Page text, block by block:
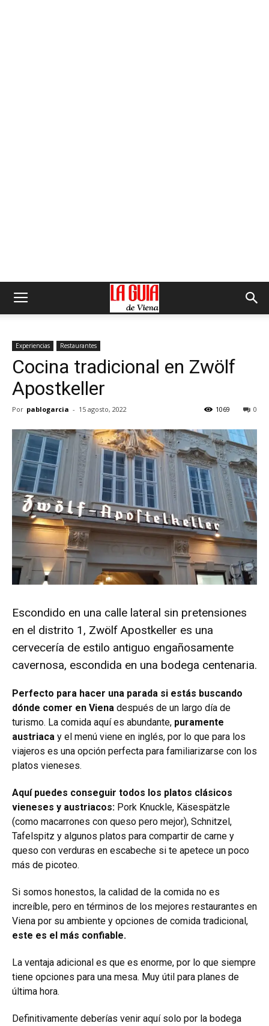
Experiencias Restaurantes
Cocina tradicional en Zwölf
Apostkeller
Por pablogarcia - 15 agosto, 2022 0
1069
Escondido en una calle lateral sin pretensiones
en el distrito 1, Zwölf Apostkeller es una
cervecería de estilo antiguo engañosamente
cavernosa, escondida en una bodega centenaria.
Perfecto para hacer una parada si estás buscando
dónde comer en Viena después de un largo día de
turismo. La comida aquí es abundante, puramente
austriaca y el menú viene en inglés, por lo que para los
viajeros es una opción perfecta para familiarizarse con los
platos vieneses.
Aquí puedes conseguir todos los platos clásicos
vieneses y austriacos: Pork Knuckle, Käsespätzle
(como macarrones con queso pero mejor), Schnitzel,
Tafelspitz y algunos platos para compartir de carne y
queso con verduras en escabeche si te apetece un poco
más de picoteo.
Si somos honestos, la calidad de la comida no es
increíble, pero en términos de los mejores restaurantes en
Viena por su ambiente y opciones de comida tradicional,
este es el más confiable.
La ventaja adicional es que es enorme, por lo que siempre
tiene opciones para una mesa. Muy útil para planes de
última hora.
Definitivamente deberías venir aquí solo por la bodega